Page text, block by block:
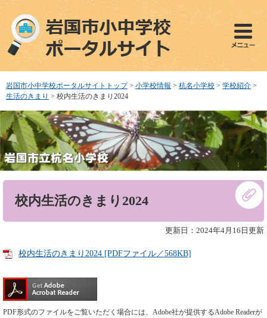
ペ
で
す
メ
ば
し
本
文
へ
岩国市小中学校ポータルサイトトップ > 小学校情報 > 杭名小学校 > 学校紹介 >
生活のきまり > 校内生活のきまり2024
校内生活のきまり2024
更新日：2024年4月16日更新
校内生活のきまり2024 [PDFファイル／568KB]
PDF形式のファイルをご覧いただく場合には、Adobe社が提供するAdobe Readerが